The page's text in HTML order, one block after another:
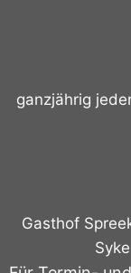
ganzjährig
Gasthof